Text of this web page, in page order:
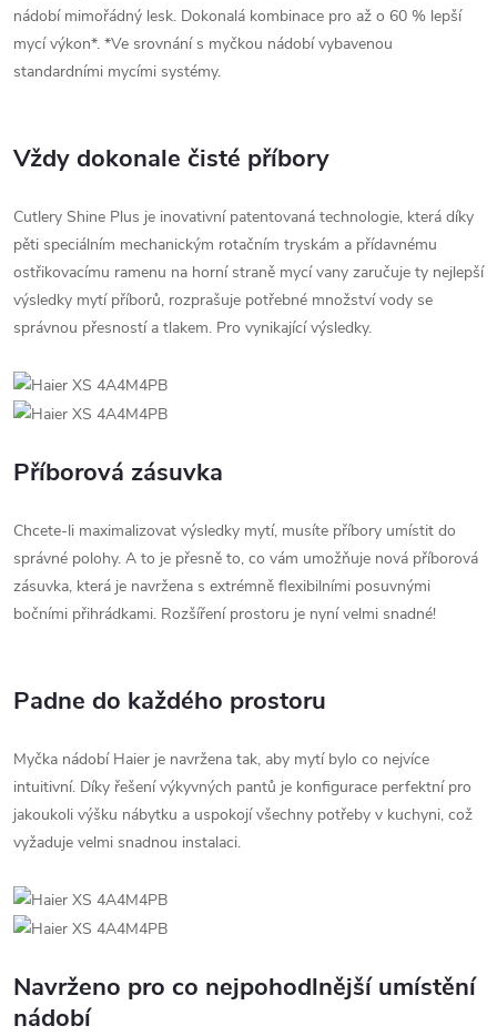
nádobí mimořádný lesk. Dokonalá kombinace pro až o 60 % lepší
mycí výkon*. *Ve srovnání s myčkou nádobí vybavenou
standardními mycími systémy.
Vždy dokonale čisté příbory
Cutlery Shine Plus je inovativní patentovaná technologie, která díky
pěti speciálním mechanickým rotačním tryskám a přídavnému
ostřikovacímu ramenu na horní straně mycí vany zaručuje ty nejlepší
výsledky mytí příborů, rozprašuje potřebné množství vody se
správnou přesností a tlakem. Pro vynikající výsledky.
Příborová zásuvka
Chcete-li maximalizovat výsledky mytí, musíte příbory umístit do
správné polohy. A to je přesně to, co vám umožňuje nová příborová
zásuvka, která je navržena s extrémně flexibilními posuvnými
bočními přihrádkami. Rozšíření prostoru je nyní velmi snadné!
Padne do každého prostoru
Myčka nádobí Haier je navržena tak, aby mytí bylo co nejvíce
intuitivní. Díky řešení výkyvných pantů je konfigurace perfektní pro
jakoukoli výšku nábytku a uspokojí všechny potřeby v kuchyni, což
vyžaduje velmi snadnou instalaci.
Navrženo pro co nejpohodlnější umístění
nádobí